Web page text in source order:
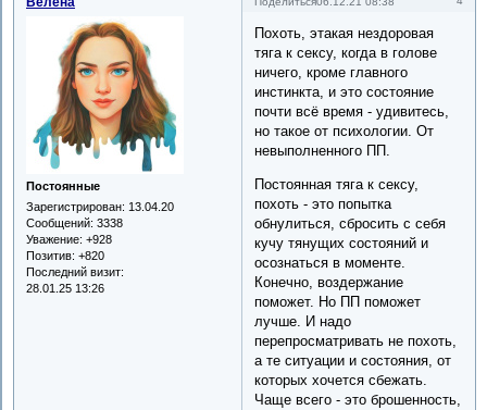
Постоянные
Зарегистрирован: 13.04.20
Сообщений: 3338
Уважение: +928
Позитив: +820
Последний визит:
28.01.25 13:26
Похоть, этакая нездоровая
тяга к сексу, когда в голове
ничего, кроме главного
инстинкта, и это состояние
почти всё время - удивитесь,
но такое от психологии. От
невыполненного ПП.
Постоянная тяга к сексу,
похоть - это попытка
обнулиться, сбросить с себя
кучу тянущих состояний и
осознаться в моменте.
Конечно, воздержание
поможет. Но ПП поможет
лучше. И надо
перепросматривать не похоть,
а те ситуации и состояния, от
которых хочется сбежать.
Чаще всего - это брошенность,